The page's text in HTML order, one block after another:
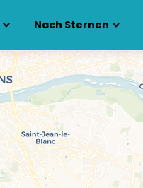
Nach Sternen